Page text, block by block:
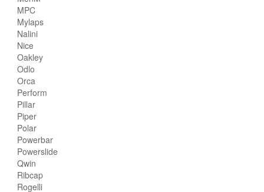
MPC
Mylaps
Nalini
Nice
Oakley
Odlo
Orca
Perform
Pillar
Piper
Polar
Powerbar
Powerslide
Qwin
Ribcap
Rogelli